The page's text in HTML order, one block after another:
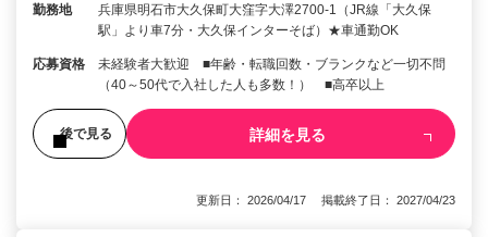
勤務地
兵庫県明石市大久保町大窪字大澤2700-1（JR線「大久保
駅」より車7分・大久保インターそば）★車通勤OK
応募資格
未経験者大歓迎 ■年齢・転職回数・ブランクなど一切不問
（40～50代で入社した人も多数！） ■高卒以上
後で見る 詳細を見る
更新日： 2026/04/17 掲載終了日： 2027/04/23